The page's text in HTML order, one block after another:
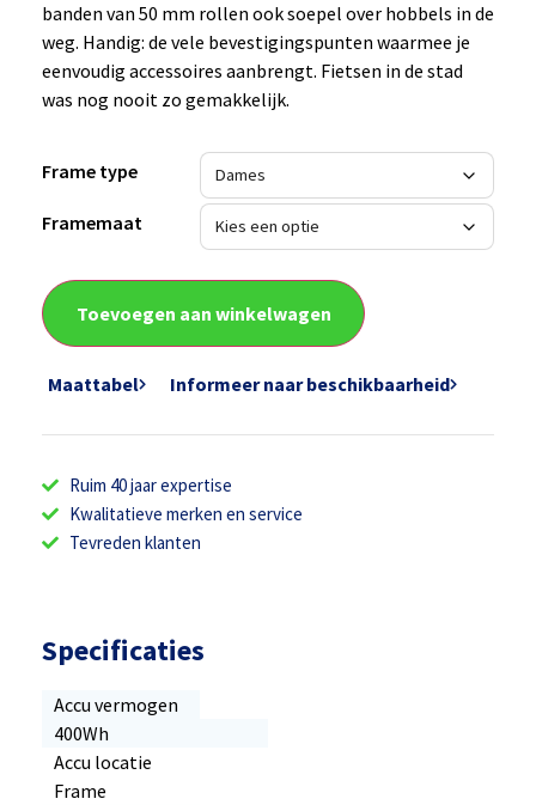
banden van 50 mm rollen ook soepel over hobbels in de
weg. Handig: de vele bevestigingspunten waarmee je
eenvoudig accessoires aanbrengt. Fietsen in de stad
was nog nooit zo gemakkelijk.
Frame type
Framemaat
Toevoegen aan winkelwagen
Maattabel Informeer naar beschikbaarheid
Ruim 40 jaar expertise
Kwalitatieve merken en service
Tevreden klanten
Specificaties
Accu vermogen
400Wh
Accu locatie
Frame